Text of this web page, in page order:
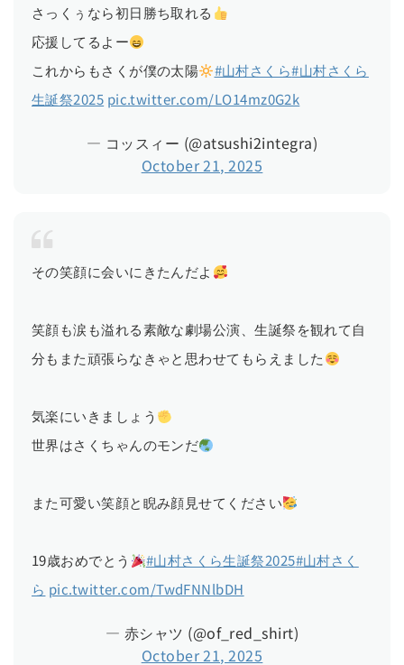
さっくぅなら初日勝ち取れる
応援してるよー
これからもさくが僕の太陽
#山村さくら#山村さくら
生誕祭2025 pic.twitter.com/LO14mz0G2k
— コッスィー (@atsushi2integra)
October 21, 2025
その笑顔に会いにきたんだよ
笑顔も涙も溢れる素敵な劇場公演、生誕祭を観れて自
分もまた頑張らなきゃと思わせてもらえました
気楽にいきましょう
世界はさくちゃんのモンだ
また可愛い笑顔と睨み顔見せてください
19歳おめでとう #山村さくら生誕祭2025#山村さく
ら pic.twitter.com/TwdFNNlbDH
— 赤シャツ (@of_red_shirt)
October 21, 2025